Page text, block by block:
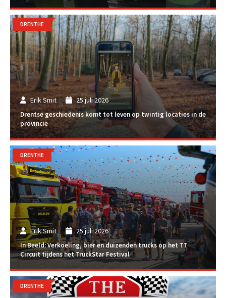
Erik Smit 25 juli 2026
Drentse geschiedenis komt tot leven op twintig locaties in de
provincie
DRENTHE
Erik Smit 25 juli 2026
In Beeld: Verkoeling, bier en duizenden trucks op het TT
Circuit tijdens het TruckStar Festival
DRENTHE
DRENTHE